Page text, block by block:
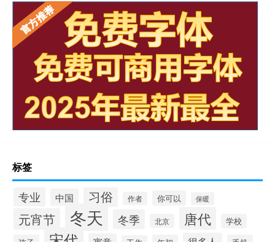
标签
专业 中国 习俗 作者 你可以 保暖
元宵节 冬天 冬季 北京 唐代 学校